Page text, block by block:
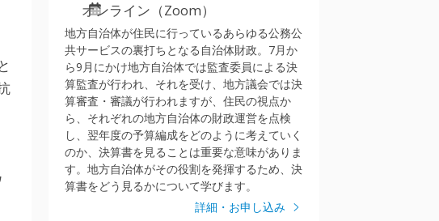
オンライン（Zoom）
地方自治体が住民に行っているあらゆる公務公
共サービスの裏打ちとなる自治体財政。7月か
ら9月にかけ地方自治体では監査委員による決
算監査が行われ、それを受け、地方議会では決
算審査・審議が行われますが、住民の視点か
ら、それぞれの地方自治体の財政運営を点検
し、翌年度の予算編成をどのように考えていく
のか、決算書を見ることは重要な意味がありま
す。地方自治体がその役割を発揮するため、決
算書をどう見るかについて学びます。
詳細・お申し込み